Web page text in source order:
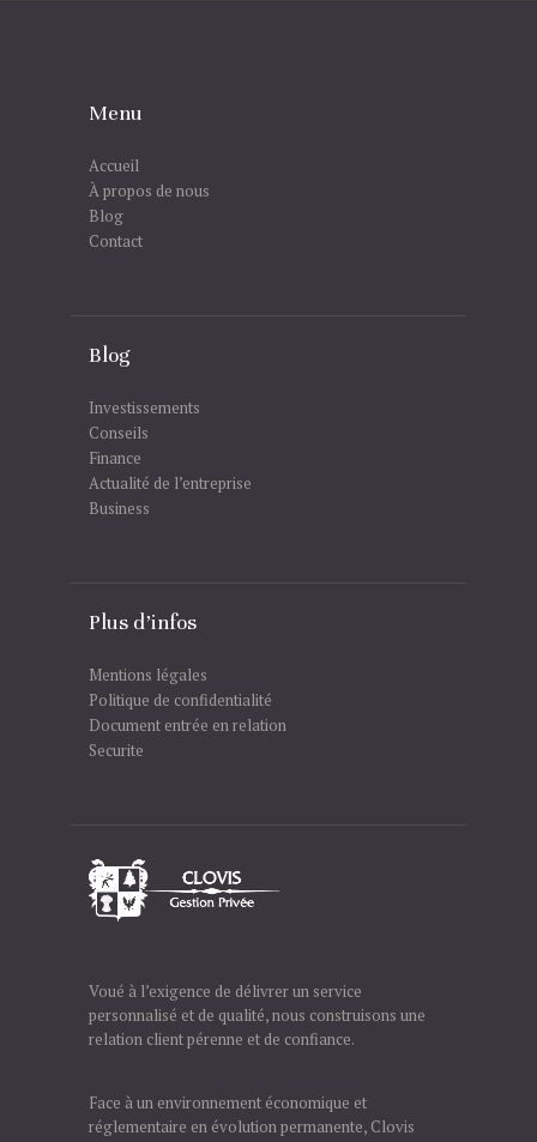
Menu
Accueil
À propos de nous
Blog
Contact
Blog
Investissements
Conseils
Finance
Actualité de l’entreprise
Business
Plus d’infos
Mentions légales
Politique de confidentialité
Document entrée en relation
Securite
Voué à l’exigence de délivrer un service
personnalisé et de qualité, nous construisons une
relation client pérenne et de confiance.
Face à un environnement économique et
réglementaire en évolution permanente, Clovis